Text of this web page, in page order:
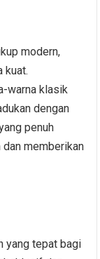
modern,
kuat.
warna klasik
dengan
penuh
dan memberikan
yang tepat bagi